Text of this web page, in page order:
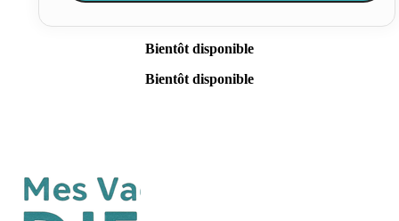
Bientôt disponible
Bientôt disponible